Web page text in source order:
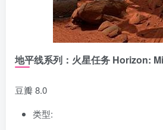
地平线系列：火星任务 Horizon:
豆瓣 8.0
类型: